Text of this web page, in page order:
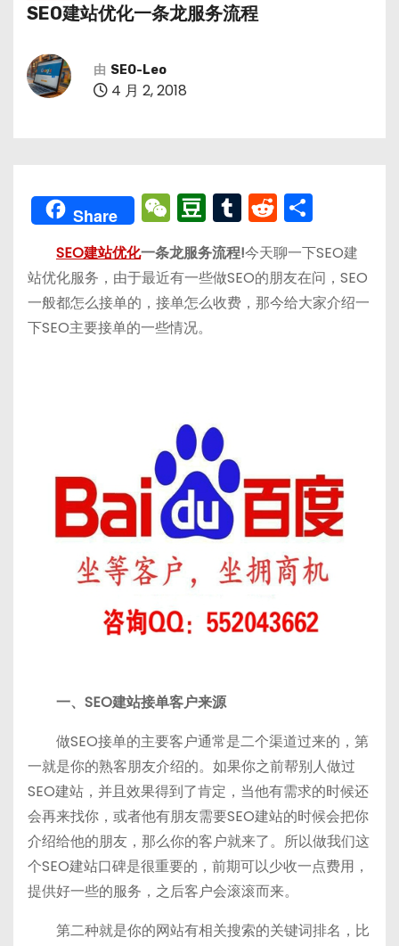
SEO建站优化一条龙服务流程
由 SEO-Leo
4 月 2, 2018
Share W
e
C
h
a
D
o
u
b
a
T
u
m
bl
r
R
e
d
di
t
享
SEO建站优化一条龙服务流程!今天聊一下SEO建
站优化服务，由于最近有一些做SEO的朋友在问，SEO
一般都怎么接单的，接单怎么收费，那今给大家介绍一
下SEO主要接单的一些情况。
一、SEO建站接单客户来源
做SEO接单的主要客户通常是二个渠道过来的，第
一就是你的熟客朋友介绍的。如果你之前帮别人做过
SEO建站，并且效果得到了肯定，当他有需求的时候还
会再来找你，或者他有朋友需要SEO建站的时候会把你
介绍给他的朋友，那么你的客户就来了。所以做我们这
个SEO建站口碑是很重要的，前期可以少收一点费用，
提供好一些的服务，之后客户会滚滚而来。
第二种就是你的网站有相关搜索的关键词排名，比